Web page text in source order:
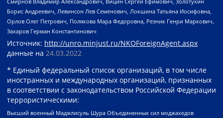
Борис Андреевич, Левинсон Лев Семенович, Локшина Татьяна Иосифовна,
Орлов Олег Петрович, Полякова Мара Федоровна, Резник Генри Маркович,
Захаров Герман Константинович
Источник: http://unro.minjust.ru/NKOForeignAgent.aspx
данные на 24.03.2022
* Единый федеральный список организаций, в том числе
иностранных и международных организаций, признанных
в соответствии с законодательством Российской Федерации
террористическими:
Высший военный Маджлисуль Шура Объединенных сил моджахедов